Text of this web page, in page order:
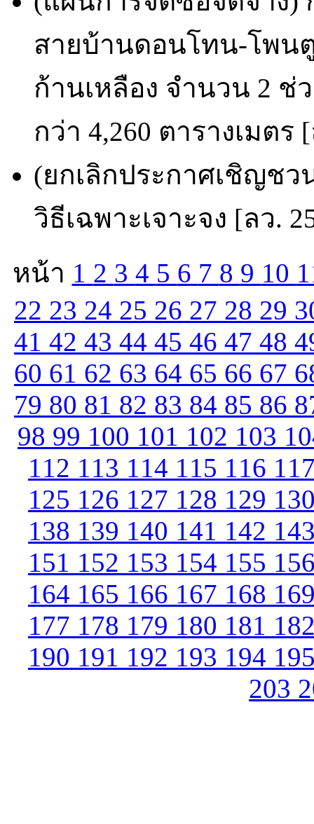
สายบ้านดอนโทน-โพน
ก้านเหลือง จำนวน 2 ช่
กว่า 4,260 ตารางเมตร
(ยกเลิกประกาศเชิญชว
วิธีเฉพาะเจาะจง [ลว.
หน้า 1 2 3 4 5 6 7 8 9 10
22 23 24 25 26 27 28 29
41 42 43 44 45 46 47 48
60 61 62 63 64 65 66 67
79 80 81 82 83 84 85 86
98 99 100 101 102 103
112 113 114 115 116
125 126 127 128 129
138 139 140 141 142
151 152 153 154 155
164 165 166 167 168
177 178 179 180 181
190 191 192 193 194
203